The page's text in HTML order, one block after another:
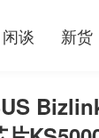
闲谈 新货